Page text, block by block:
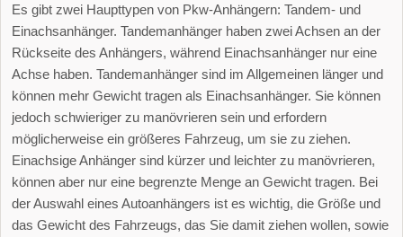
Es gibt zwei Haupttypen von Pkw-Anhängern: Tandem- und
Einachsanhänger. Tandemanhänger haben zwei Achsen an der
Rückseite des Anhängers, während Einachsanhänger nur eine
Achse haben. Tandemanhänger sind im Allgemeinen länger und
können mehr Gewicht tragen als Einachsanhänger. Sie können
jedoch schwieriger zu manövrieren sein und erfordern
möglicherweise ein größeres Fahrzeug, um sie zu ziehen.
Einachsige Anhänger sind kürzer und leichter zu manövrieren,
können aber nur eine begrenzte Menge an Gewicht tragen. Bei
der Auswahl eines Autoanhängers ist es wichtig, die Größe und
das Gewicht des Fahrzeugs, das Sie damit ziehen wollen, sowie